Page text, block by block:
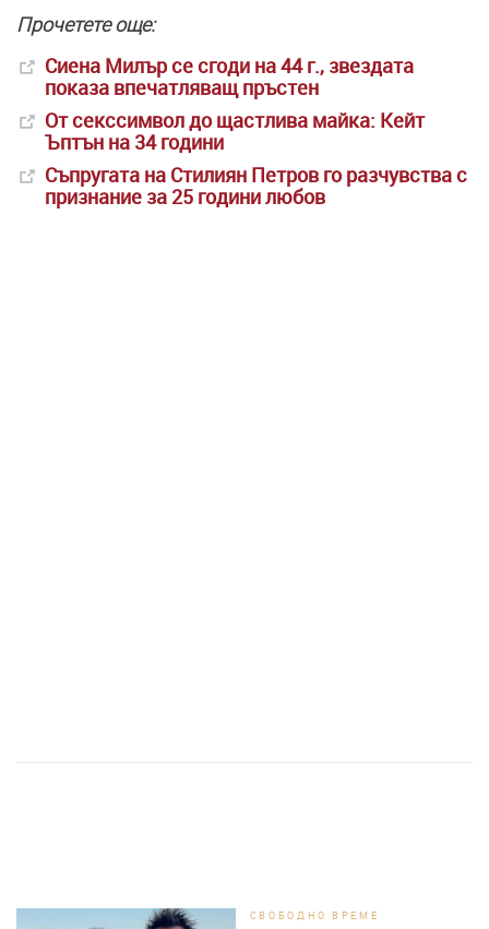
Прочетете още:
Сиена Милър се сгоди на 44 г., звездата
показа впечатляващ пръстен
От секссимвол до щастлива майка: Кейт
Ъптън на 34 години
Съпругата на Стилиян Петров го разчувства с
признание за 25 години любов
СВОБОДНО ВРЕМЕ